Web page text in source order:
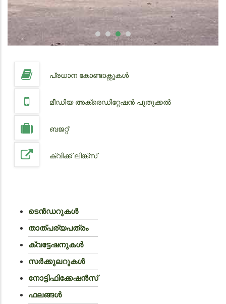
പ്രധാന കോണ്ടാക്റ്റുകൾ
മീഡിയ അക്രെഡിറ്റേഷൻ പുതുക്കൽ
ബജറ്റ്
ക്വിക്ക് ലിങ്ക്സ്
ടെൻഡറുകൾ
താത്പര്യപത്രം
ക്വട്ടേഷനുകൾ
സർക്കുലറുകൾ
നോട്ടിഫിക്കേഷൻസ്
ഫലങ്ങൾ